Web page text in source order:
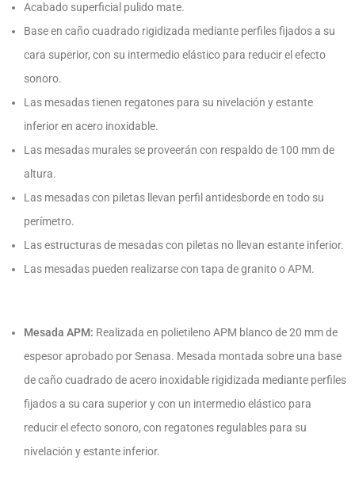
Acabado superficial pulido mate.
Base en caño cuadrado rigidizada mediante perfiles fijados a su
cara superior, con su intermedio elástico para reducir el efecto
sonoro.
Las mesadas tienen regatones para su nivelación y estante
inferior en acero inoxidable.
Las mesadas murales se proveerán con respaldo de 100 mm de
altura.
Las mesadas con piletas llevan perfil antidesborde en todo su
perímetro.
Las estructuras de mesadas con piletas no llevan estante inferior.
Las mesadas pueden realizarse con tapa de granito o APM.
Mesada APM: Realizada en polietileno APM blanco de 20 mm de
espesor aprobado por Senasa. Mesada montada sobre una base
de caño cuadrado de acero inoxidable rigidizada mediante perfiles
fijados a su cara superior y con un intermedio elástico para
reducir el efecto sonoro, con regatones regulables para su
nivelación y estante inferior.